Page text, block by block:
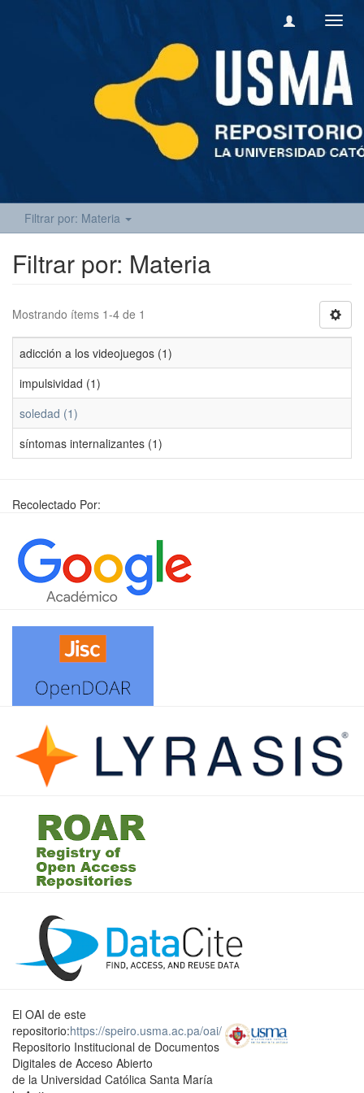
Filtrar por: Materia
Filtrar por: Materia
Mostrando ítems 1-4 de 1
adicción a los videojuegos (1)
impulsividad (1)
soledad (1)
síntomas internalizantes (1)
Recolectado Por:
El OAI de este
repositorio:https://speiro.usma.ac.pa/oai/
Repositorio Institucional de Documentos
Digitales de Acceso Abierto
de la Universidad Católica Santa María